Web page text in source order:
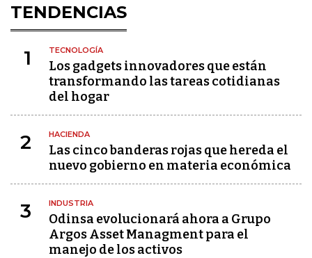
TENDENCIAS
1 TECNOLOGÍA
Los gadgets innovadores que están
transformando las tareas cotidianas
del hogar
2 HACIENDA
Las cinco banderas rojas que hereda el
nuevo gobierno en materia económica
3 INDUSTRIA
Odinsa evolucionará ahora a Grupo
Argos Asset Managment para el
manejo de los activos